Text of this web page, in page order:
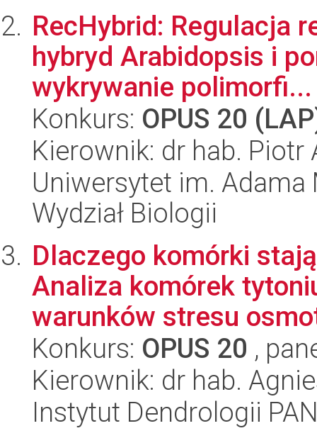
RecHybrid: Regulacja
hybryd Arabidopsis i
wykrywanie polimorfi...
Konkurs: OPUS 20
Kierownik: dr hab. Piotr
Uniwersytet im.
Wydział Biologii
Dlaczego komórki
Analiza komórek
warunków stresu
Konkurs: OPUS 20 ,
Kierownik: dr hab.
Instytut Dendrologii